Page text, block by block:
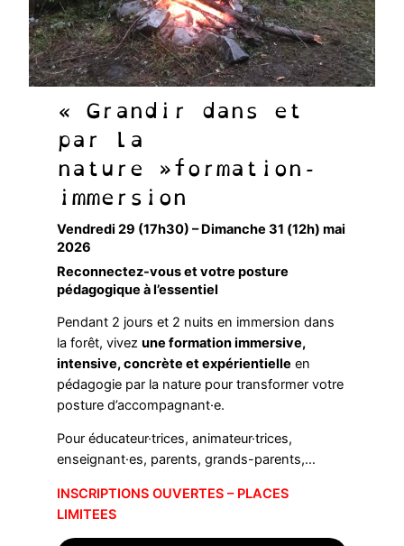
« Grandir dans et
par la
nature »formation-
immersion
Vendredi 29 (17h30) – Dimanche 31 (12h) mai
2026
Reconnectez-vous et votre posture
pédagogique à l’essentiel
Pendant 2 jours et 2 nuits en immersion dans
la forêt, vivez une formation immersive,
intensive, concrète et expérientielle en
pédagogie par la nature pour transformer votre
posture d’accompagnant·e.
Pour éducateur·trices, animateur·trices,
enseignant·es, parents, grands-parents,…
INSCRIPTIONS OUVERTES – PLACES
LIMITEES